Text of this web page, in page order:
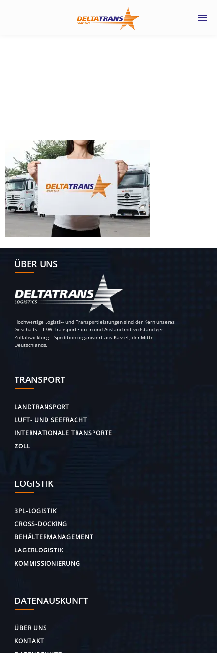
ÜBER UNS
Hochwertige Logistik- und Transportleistungen sind der Kern unseres
Geschäfts – LKW-Transporte im In-und Ausland mit vollständiger
Zollabwicklung – Spedition organisiert aus Kassel, der Mitte
Deutschlands.
TRANSPORT
LANDTRANSPORT
LUFT- UND SEEFRACHT
INTERNATIONALE TRANSPORTE
ZOLL
LOGISTIK
3PL-LOGISTIK
CROSS-DOCKING
BEHÄLTERMANAGEMENT
LAGERLOGISTIK
KOMMISSIONIERUNG
DATENAUSKUNFT
ÜBER UNS
KONTAKT